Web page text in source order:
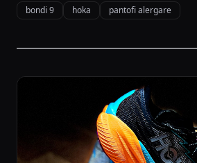
bondi 9 hoka pantofi alergare